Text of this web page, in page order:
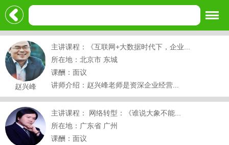
赵兴峰
主讲课程：《互联网+大数据时代下，企业...
所在地：北京市 东城
课酬：面议
讲师介绍：赵兴峰老师是资深企业经营...
主讲课程： 网络转型：《谁说大象不能...
所在地：广东省 广州
课酬：面议